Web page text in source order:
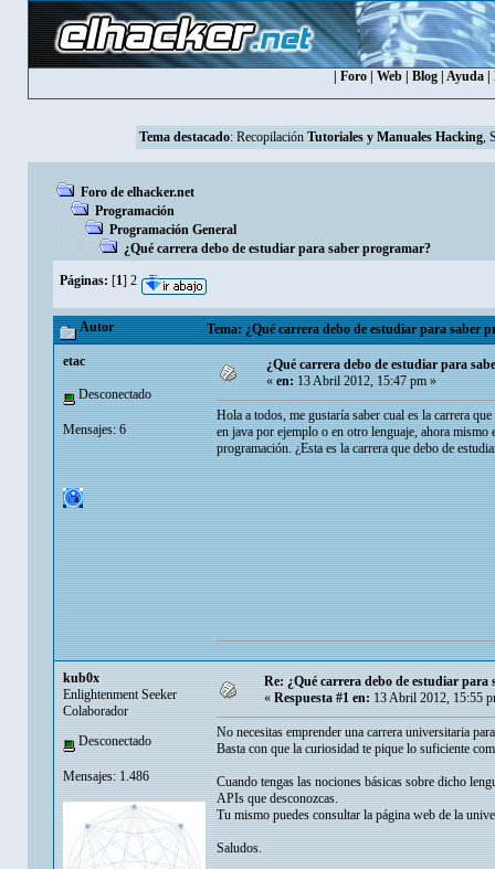
Foro| Web| Blog| Ayuda|
Tema destacado: Recopilación Tutoriales y Manuales Hacking,
Foro de elhacker.net
Programación
Programación General
¿Qué carrera debo de estudiar para saber programar?
Páginas: [1] 2
Autor Tema: ¿Qué carrera debo de estudiar para saber
etac
Desconectado
Mensajes: 6
¿Qué carrera debo de estudiar para
«en:13 Abril 2012, 15:47 pm »
Hola a todos, me gustaría saber cual es la carrera
en java por ejemplo o en otro lenguaje, ahora
programación. ¿Esta es la carrera que debo de
kub0x
Enlightenment Seeker
Colaborador
Desconectado
Mensajes: 1.486
Re: ¿Qué carrera debo de estudiar para
« Respuesta #1 en: 13 Abril 2012, 15:55
No necesitas emprender una carrera universitaria
Basta con que la curiosidad te pique lo suficiente
Cuando tengas las nociones básicas sobre dicho
APIs que desconozcas.
Tu mismo puedes consultar la página web de la
Saludos.